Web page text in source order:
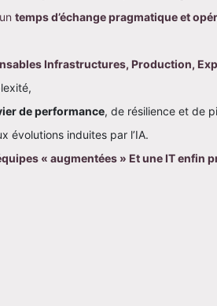
temps d’échange pragmatique et
Infrastructures, Production,
de performance, de résilience et de
évolutions induites par l’IA.
« augmentées » Et une IT enfin